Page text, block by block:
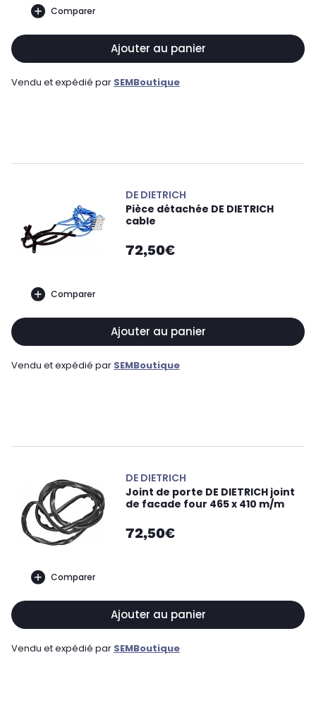
Comparer
Ajouter au panier
Vendu et expédié par SEMBoutique
Comparer
DE DIETRICH
Pièce détachée DE DIETRICH
cable
72,50€
Ajouter au panier
Vendu et expédié par SEMBoutique
Comparer
DE DIETRICH
Joint de porte DE DIETRICH joint
de facade four 465 x 410 m/m
72,50€
Ajouter au panier
Vendu et expédié par SEMBoutique